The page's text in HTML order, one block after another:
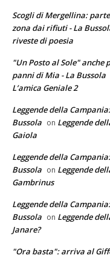
Scogli di Mergellina:
zona dai rifiuti - La
riveste di poesia
"Un Posto al Sole" anche
panni di Mia - La Bussola
L’amica Geniale 2
Leggende della
Bussola on Leggende
Gaiola
Leggende della
Bussola on Leggende
Gambrinus
Leggende della
Bussola on Leggende
Janare?
"Ora basta": arriva al